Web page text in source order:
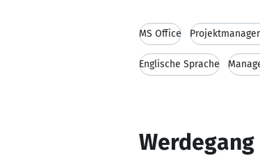
MS Office
Englische Sprache
Werdegang